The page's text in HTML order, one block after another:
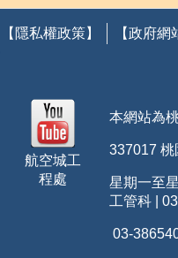
【隱私權政策】
【政府網
航空城工
程處
本網站為
337017
星期一至
工管科 |
03-